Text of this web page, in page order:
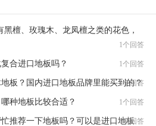
黑檀、玫瑰木、龙凤檀之类的花色，
1个回答
合进口地板吗？ 1个回答
板？国内进口地板品牌里能买到的？
1个回答
种地板比较合适？ 1个回答
推荐一下地板吗？可以是进口地板
1个回答